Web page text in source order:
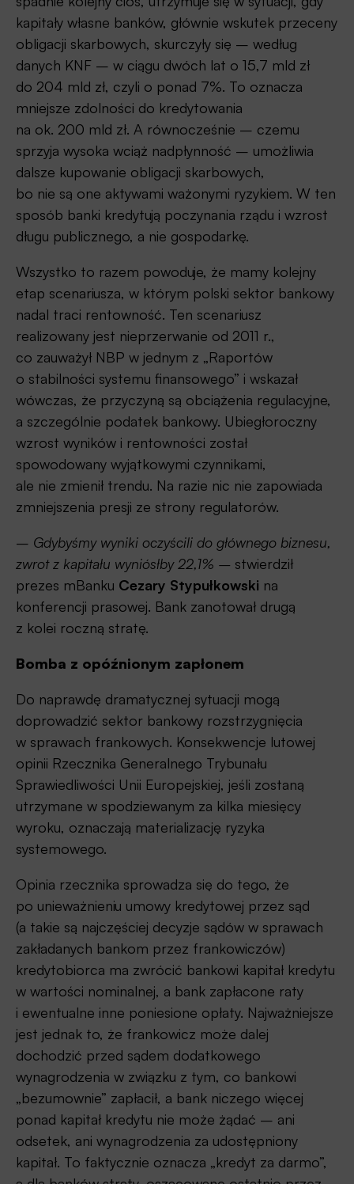
kapitały własne banków, głównie wskutek przeceny
obligacji skarbowych, skurczyły się – według
danych KNF – w ciągu dwóch lat o 15,7 mld zł
do 204 mld zł, czyli o ponad 7%. To oznacza
mniejsze zdolności do kredytowania
na ok. 200 mld zł. A równocześnie – czemu
sprzyja wysoka wciąż nadpłynność – umożliwia
dalsze kupowanie obligacji skarbowych,
bo nie są one aktywami ważonymi ryzykiem. W ten
sposób banki kredytują poczynania rządu i wzrost
długu publicznego, a nie gospodarkę.
Wszystko to razem powoduje, że mamy kolejny
etap scenariusza, w którym polski sektor bankowy
nadal traci rentowność. Ten scenariusz
realizowany jest nieprzerwanie od 2011 r.,
co zauważył NBP w jednym z „Raportów
o stabilności systemu finansowego” i wskazał
wówczas, że przyczyną są obciążenia regulacyjne,
a szczególnie podatek bankowy. Ubiegłoroczny
wzrost wyników i rentowności został
spowodowany wyjątkowymi czynnikami,
ale nie zmienił trendu. Na razie nic nie zapowiada
zmniejszenia presji ze strony regulatorów.
– Gdybyśmy wyniki oczyścili do głównego biznesu,
zwrot z kapitału wyniósłby 22,1% – stwierdził
prezes mBanku Cezary Stypułkowski na
konferencji prasowej. Bank zanotował drugą
z kolei roczną stratę.
Bomba z opóźnionym zapłonem
Do naprawdę dramatycznej sytuacji mogą
doprowadzić sektor bankowy rozstrzygnięcia
w sprawach frankowych. Konsekwencje lutowej
opinii Rzecznika Generalnego Trybunału
Sprawiedliwości Unii Europejskiej, jeśli zostaną
utrzymane w spodziewanym za kilka miesięcy
wyroku, oznaczają materializację ryzyka
systemowego.
Opinia rzecznika sprowadza się do tego, że
po unieważnieniu umowy kredytowej przez sąd
(a takie są najczęściej decyzje sądów w sprawach
zakładanych bankom przez frankowiczów)
kredytobiorca ma zwrócić bankowi kapitał kredytu
w wartości nominalnej, a bank zapłacone raty
i ewentualne inne poniesione opłaty. Najważniejsze
jest jednak to, że frankowicz może dalej
dochodzić przed sądem dodatkowego
wynagrodzenia w związku z tym, co bankowi
„bezumownie” zapłacił, a bank niczego więcej
ponad kapitał kredytu nie może żądać – ani
odsetek, ani wynagrodzenia za udostępniony
kapitał. To faktycznie oznacza „kredyt za darmo”,